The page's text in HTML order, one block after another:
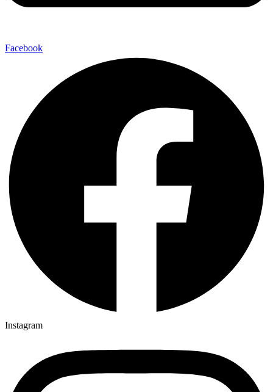
Facebook
Instagram